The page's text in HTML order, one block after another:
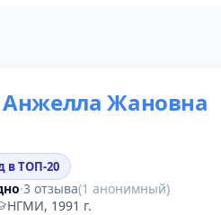
Анжелла Жановна
в ТОП-20
·3 отзыва(1 анонимный)
НГМИ, 1991 г.